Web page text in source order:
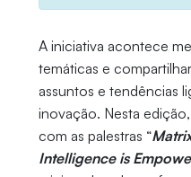
A iniciativa acontece
temáticas e
assuntos e tendências
inovação. Nesta
com as palestras “
Intelligence is